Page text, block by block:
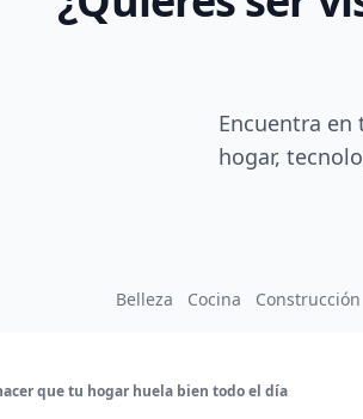
Encuentra
hogar,
Belleza Cocina Construcción
que tu hogar huela bien todo el día